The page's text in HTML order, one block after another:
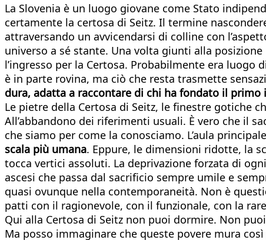
La Slovenia è un luogo giovane come Stato
certamente la certosa di Seitz. Il termine
attraversando un avvicendarsi di colline con
universo a sé stante. Una volta giunti alla
l’ingresso per la Certosa. Probabilmente era
è in parte rovina, ma ciò che resta trasmette
dura, adatta a raccontare di chi ha fondato il
Le pietre della Certosa di Seitz, le finestre gotiche
All’abbandono dei riferimenti usuali. È vero che il
che siamo per come la conosciamo. L’aula
scala più umana. Eppure, le dimensioni ridotte, la
tocca vertici assoluti. La deprivazione forzata di
ascesi che passa dal sacrificio sempre umile e
quasi ovunque nella contemporaneità. Non è
patti con il ragionevole, con il funzionale, con la
Qui alla Certosa di Seitz non puoi dormire. Non
Ma posso immaginare che queste povere mura